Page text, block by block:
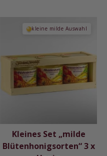
kleine milde Auswahl
Kleines Set „milde
Blütenhonigsorten“ 3 x
Produkt
mehrere
Varianten
Die
der